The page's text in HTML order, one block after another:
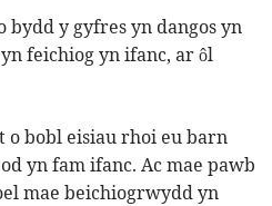
bydd y gyfres yn dangos yn
feichiog yn ifanc, ar ôl
o bobl eisiau rhoi eu barn
yn fam ifanc. Ac mae pawb
mae beichiogrwydd yn